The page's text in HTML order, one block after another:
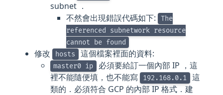
subnet ．
不然會出現錯誤代碼如下:
The
referenced subnetwork resource
cannot be found
修改 hosts 這個檔案裡面的資料:
master0 ip 必須要給訂一個內部 IP ，這
裡不能隨便填，也不能寫
192.168.0.1 這
類的．必須符合 GCP 的內部 IP 格式．建